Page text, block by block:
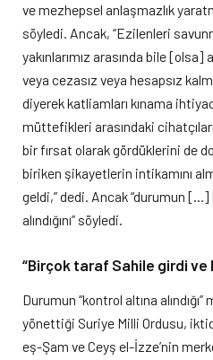
ve mezhepsel anlaşmazlık
söyledi. Ancak, “Ezilenleri
yakınlarımız arasında bile
veya cezasız veya hesapsız
diyerek katliamları kınama
müttefikleri arasındaki
bir fırsat olarak gördüklerini de
biriken şikayetlerin intikamını
geldi,” dedi. Ancak “durumun
alındığını” söyledi.
“Birçok taraf Sahile girdi ve
Durumun “kontrol altına
yönettiği Suriye Milli Ordusu,
eş-Şam ve Ceyş el-İzze’nin